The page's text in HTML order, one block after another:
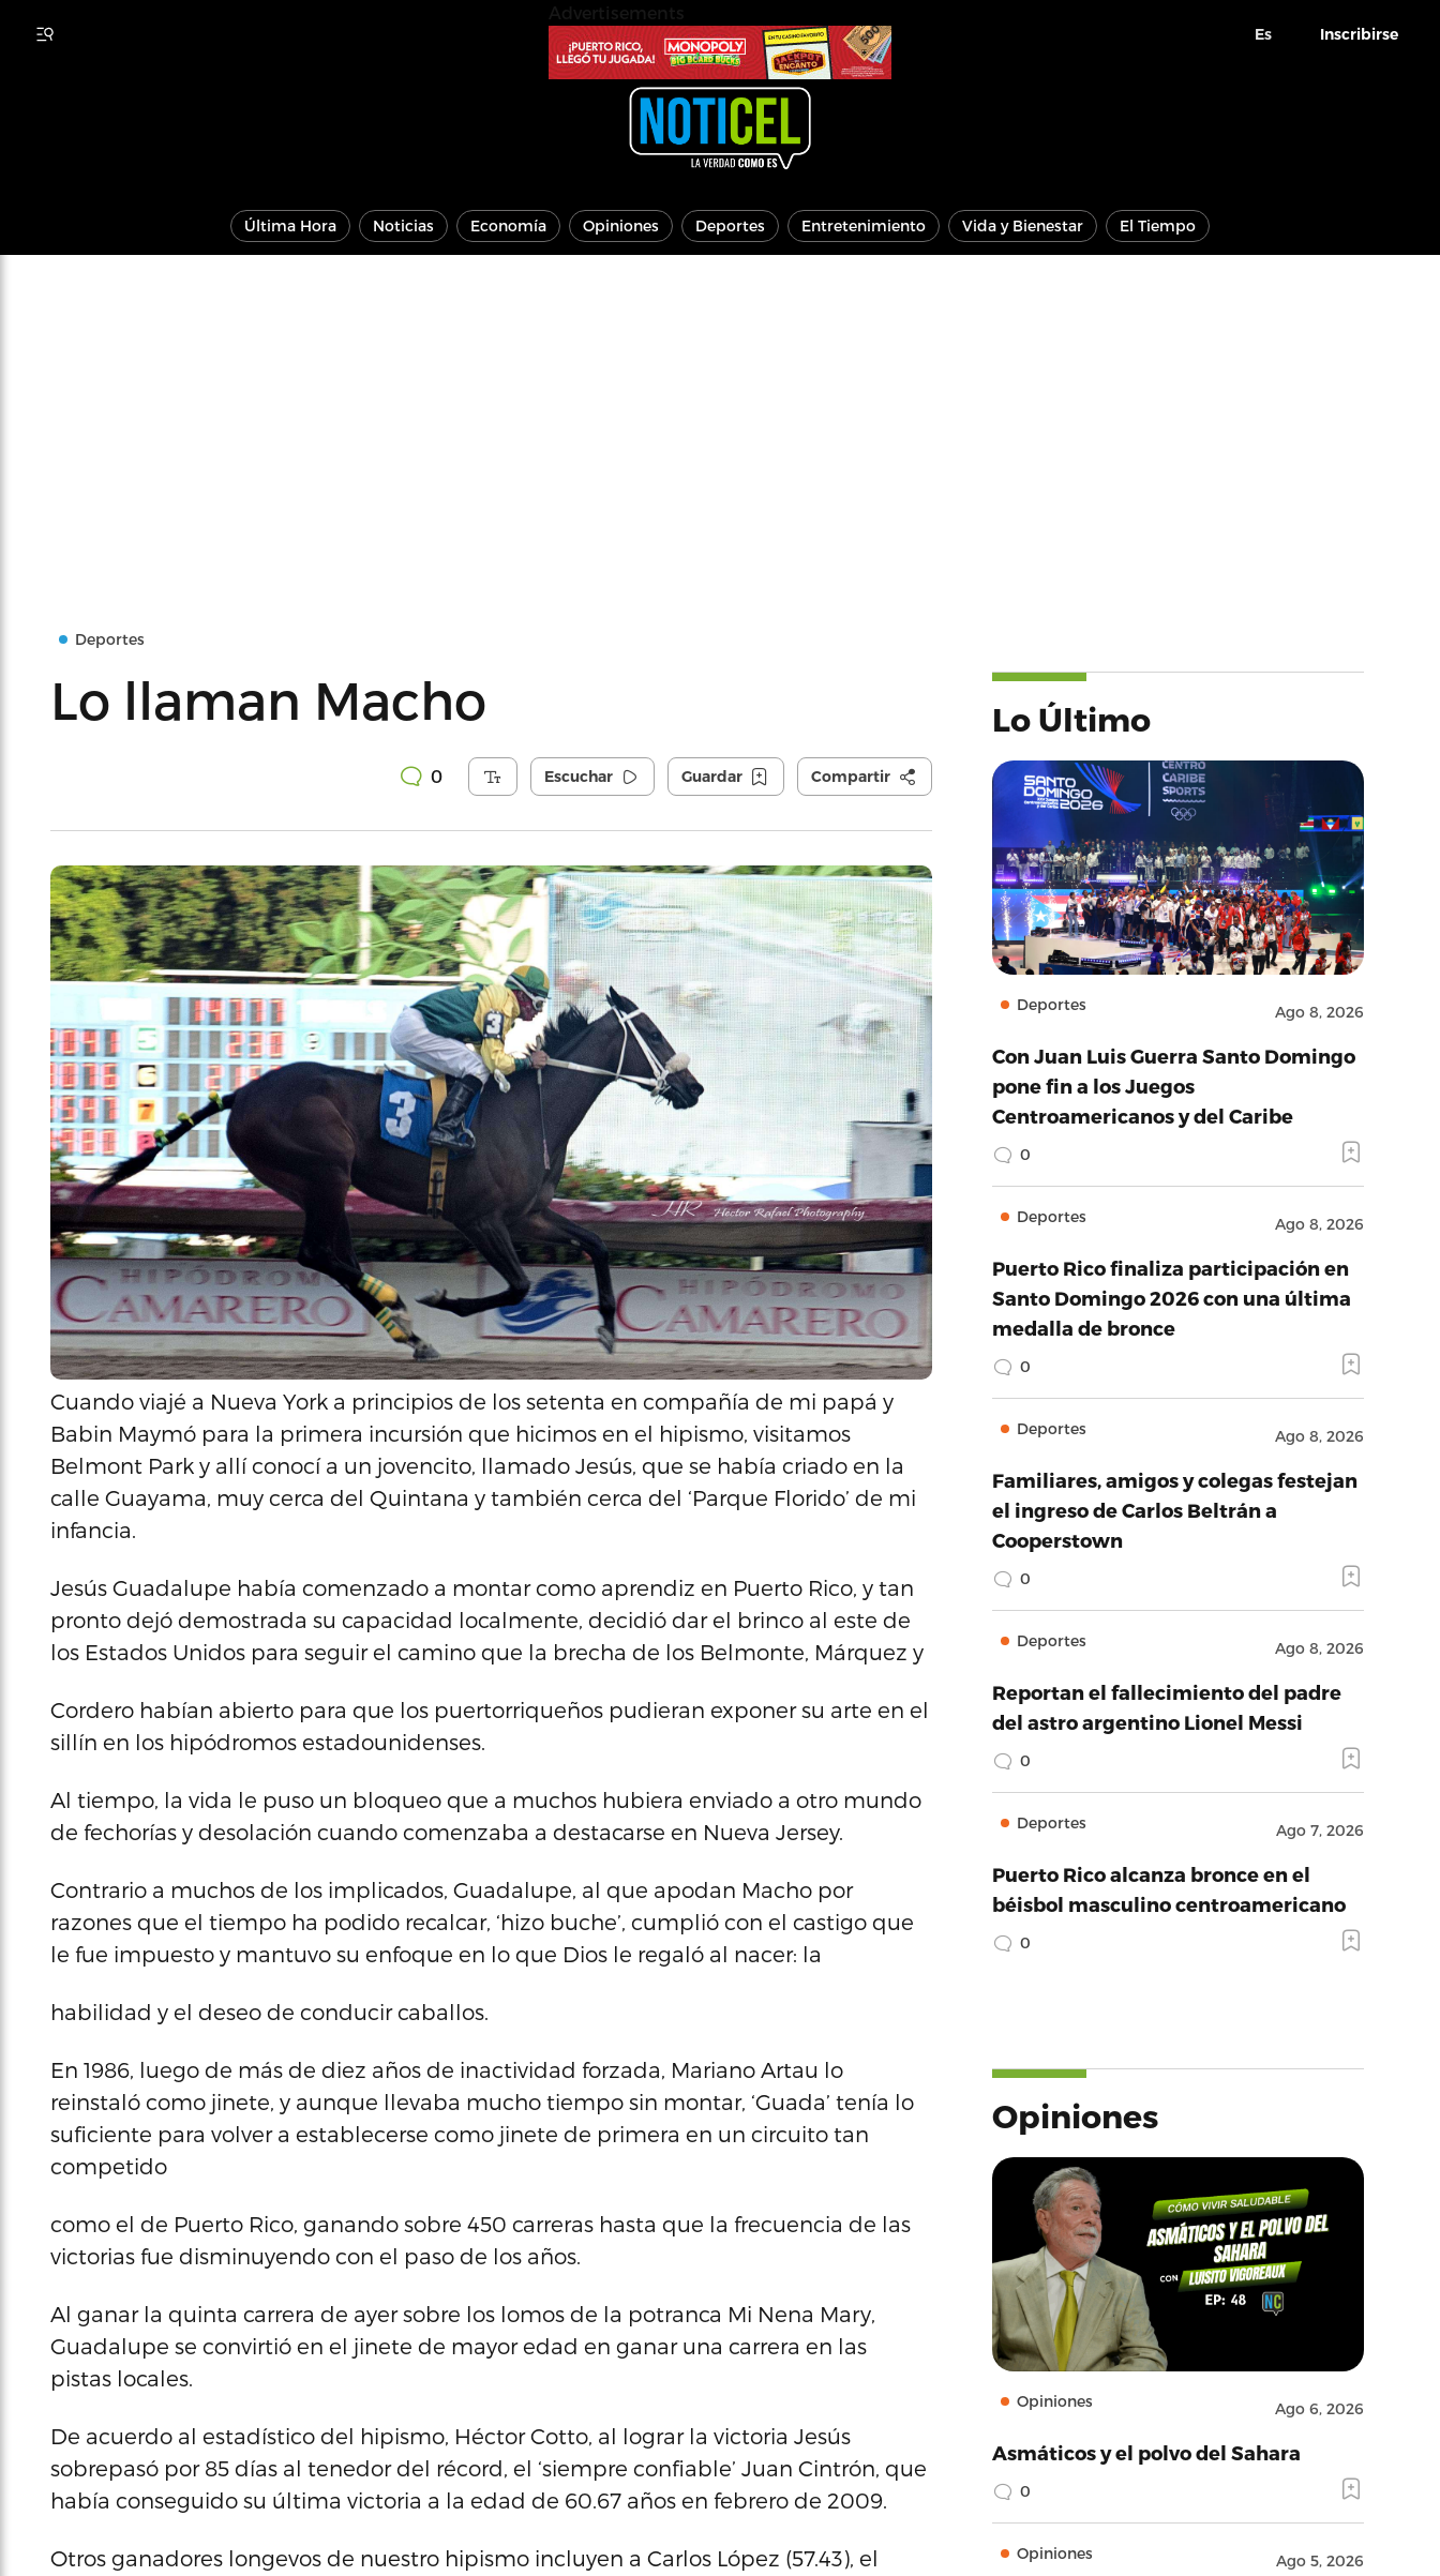
Es Inscribirse
Última Hora Noticias Economía Opiniones Deportes Entretenimiento Vida y Bienestar El Tiempo
Deportes
Lo llaman Macho
0 Escuchar Guardar Compartir
Cuando viajé a Nueva York a principios de los setenta en compañía de mi papá y
Babin Maymó para la primera incursión que hicimos en el hipismo, visitamos
Belmont Park y allí conocí a un jovencito, llamado Jesús, que se había criado en la
calle Guayama, muy cerca del Quintana y también cerca del ‘Parque Florido’ de mi
infancia.
Jesús Guadalupe había comenzado a montar como aprendiz en Puerto Rico, y tan
pronto dejó demostrada su capacidad localmente, decidió dar el brinco al este de
los Estados Unidos para seguir el camino que la brecha de los Belmonte, Márquez y
Cordero habían abierto para que los puertorriqueños pudieran exponer su arte en el
sillín en los hipódromos estadounidenses.
Al tiempo, la vida le puso un bloqueo que a muchos hubiera enviado a otro mundo
de fechorías y desolación cuando comenzaba a destacarse en Nueva Jersey.
Contrario a muchos de los implicados, Guadalupe, al que apodan Macho por
razones que el tiempo ha podido recalcar, ‘hizo buche’, cumplió con el castigo que
le fue impuesto y mantuvo su enfoque en lo que Dios le regaló al nacer: la
habilidad y el deseo de conducir caballos.
En 1986, luego de más de diez años de inactividad forzada, Mariano Artau lo
reinstaló como jinete, y aunque llevaba mucho tiempo sin montar, ‘Guada’ tenía lo
suficiente para volver a establecerse como jinete de primera en un circuito tan
competido
como el de Puerto Rico, ganando sobre 450 carreras hasta que la frecuencia de las
victorias fue disminuyendo con el paso de los años.
Al ganar la quinta carrera de ayer sobre los lomos de la potranca Mi Nena Mary,
Guadalupe se convirtió en el jinete de mayor edad en ganar una carrera en las
pistas locales.
De acuerdo al estadístico del hipismo, Héctor Cotto, al lograr la victoria Jesús
sobrepasó por 85 días al tenedor del récord, el ‘siempre confiable’ Juan Cintrón, que
había conseguido su última victoria a la edad de 60.67 años en febrero de 2009.
Otros ganadores longevos de nuestro hipismo incluyen a Carlos López (57.43), el
Lo Último
Deportes Ago 8, 2026
Con Juan Luis Guerra Santo Domingo
pone fin a los Juegos
Centroamericanos y del Caribe
0
Deportes Ago 8, 2026
Puerto Rico finaliza participación en
Santo Domingo 2026 con una última
medalla de bronce
0
Deportes Ago 8, 2026
Familiares, amigos y colegas festejan
el ingreso de Carlos Beltrán a
Cooperstown
0
Deportes Ago 8, 2026
Reportan el fallecimiento del padre
del astro argentino Lionel Messi
0
Deportes Ago 7, 2026
Puerto Rico alcanza bronce en el
béisbol masculino centroamericano
0
Opiniones
Opiniones Ago 6, 2026
Asmáticos y el polvo del Sahara
0
Opiniones Ago 5, 2026